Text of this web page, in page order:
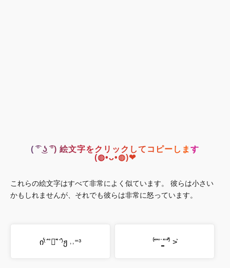
( ͡° ͜ʖ ͡°) 絵文字をクリックしてコピーします
(◍•ᴗ•◍)❤
これらの絵文字はすべて非常によく似ています。 彼らは小さい
かもしれませんが、それでも彼らは非常に怒っています。
ი⁽͑˙˚̀༡̇˚́˙⁾̉ჟ ˒˒⁼³ ⁽͑ʺ˚̀˙̪̺˚́ʺ⁾̉ ˃͐